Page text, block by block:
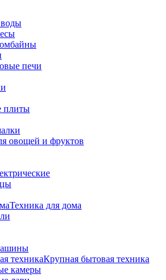
печи
плиты
овощей и фруктов
Техника для дома
Крупная бытовая техника
камеры